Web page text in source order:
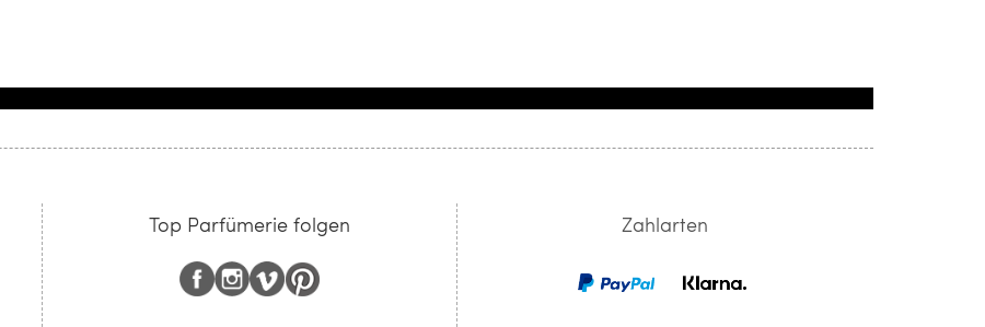
Top Parfümerie folgen Zahlarten